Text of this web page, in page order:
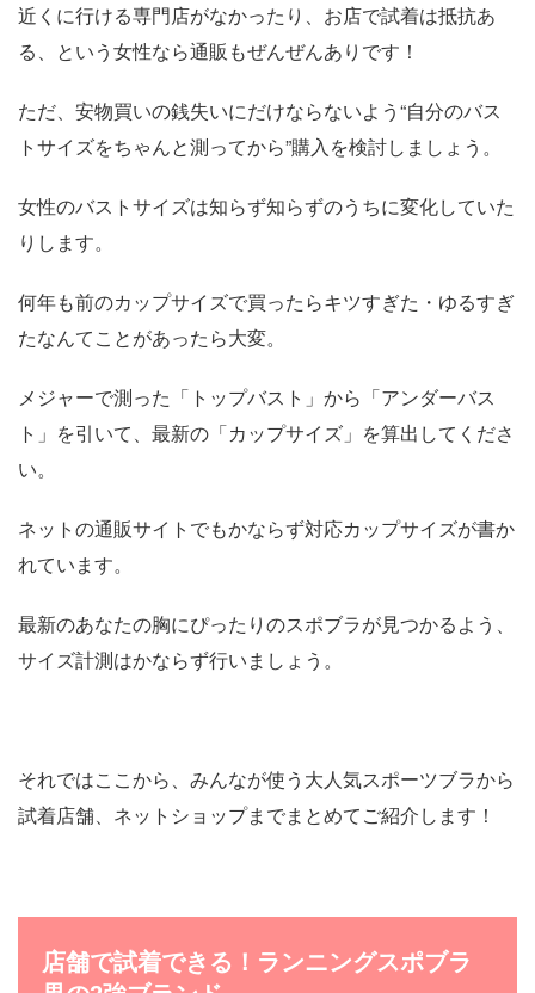
近くに行ける専門店がなかったり、お店で試着は抵抗あ
る、という女性なら通販もぜんぜんありです！
ただ、安物買いの銭失いにだけならないよう“自分のバス
トサイズをちゃんと測ってから”購入を検討しましょう。
女性のバストサイズは知らず知らずのうちに変化していた
りします。
何年も前のカップサイズで買ったらキツすぎた・ゆるすぎ
たなんてことがあったら大変。
メジャーで測った「トップバスト」から「アンダーバス
ト」を引いて、最新の「カップサイズ」を算出してくださ
い。
ネットの通販サイトでもかならず対応カップサイズが書か
れています。
最新のあなたの胸にぴったりのスポブラが見つかるよう、
サイズ計測はかならず行いましょう。
それではここから、みんなが使う大人気スポーツブラから
試着店舗、ネットショップまでまとめてご紹介します！
店舗で試着できる！ランニングスポブラ